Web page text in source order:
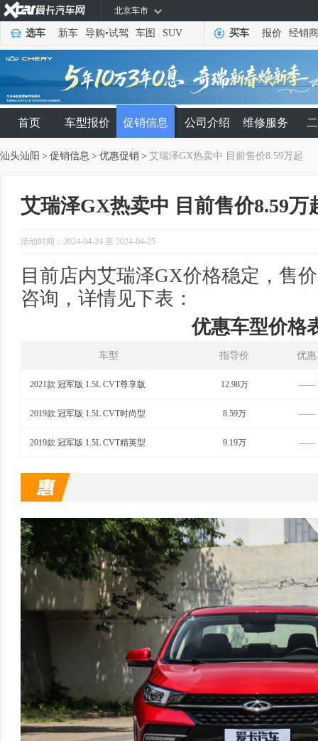
北京车市
选车 新车 导购•试驾 车图 SUV 买车 报价 经销商
首页 车型报价 促销信息 公司介绍 维修服务
汕头汕阳 > 促销信息 > 优惠促销 > 艾瑞泽GX热卖中 目前售价8.59万起
艾瑞泽GX热卖中 目前售价8.59万
活动时间：2024-04-24 至 2024-04-25
目前店内艾瑞泽GX价格稳定，售
咨询，详情见下表：
优惠车型价格
车型 指导价 优惠
2021款 冠军版 1.5L CVT尊享版 12.98万 ------
2019款 冠军版 1.5L CVT时尚型 8.59万 ------
2019款 冠军版 1.5L CVT精英型 9.19万 ------